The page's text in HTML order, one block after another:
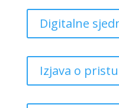
Digitalne
Izjava o